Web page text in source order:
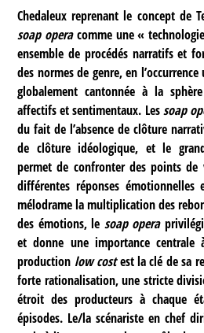
Chedaleux reprenant le concept de
soap operacomme une «
ensemble de procédés narratifs et
des normes de genre, en
globalement cantonnée à la
affectifs et sentimentaux. Lessoap
du fait de l’absence de clôture
de clôture idéologique, et le
permet de confronter des points de
différentes réponses
mélodrame la multiplication des
des émotions, le soap opera
et donne une importance
production low costest la clé de sa
forte rationalisation, une stricte
étroit des producteurs à chaque
épisodes. Le/la scénariste en chef